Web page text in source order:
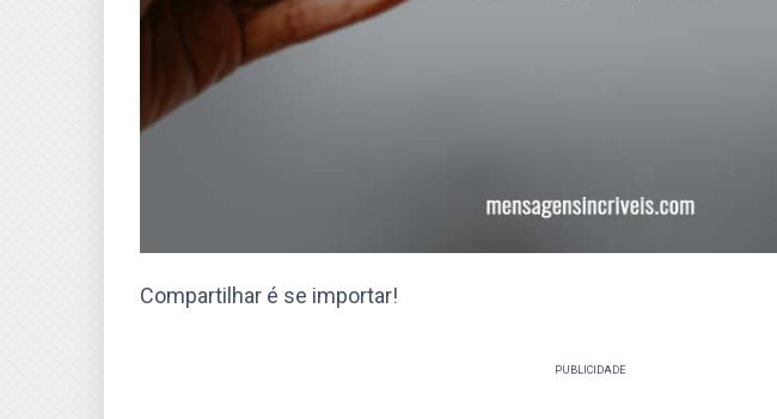
Compartilhar é se importar!
PUBLICIDADE